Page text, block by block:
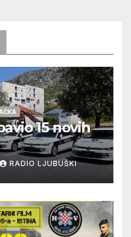
15 novih
RADIO LJUBUŠKI